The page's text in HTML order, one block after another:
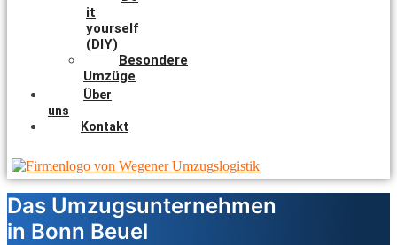
it
yourself
(DIY)
Besondere
Umzüge
Über
uns
Kontakt
Das Umzugsunternehmen
in Bonn Beuel